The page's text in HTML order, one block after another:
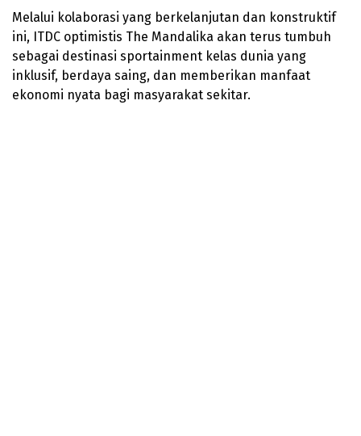
Melalui kolaborasi yang berkelanjutan dan konstruktif
ini, ITDC optimistis The Mandalika akan terus tumbuh
sebagai destinasi sportainment kelas dunia yang
inklusif, berdaya saing, dan memberikan manfaat
ekonomi nyata bagi masyarakat sekitar.